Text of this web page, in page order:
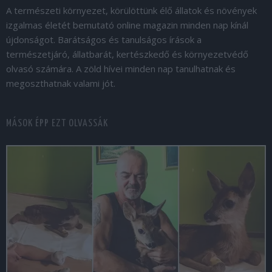
A természeti környezet, körülöttünk élő állatok és növények
izgalmas életét bemutató online magazin minden nap kínál
újdonságot. Barátságos és tanulságos írások a
természetjáró, állatbarát, kertészkedő és környezetvédő
olvasó számára. A zöld hívei minden nap tanulhatnak és
megoszthatnak valami jót.
MÁSOK ÉPP EZT OLVASSÁK